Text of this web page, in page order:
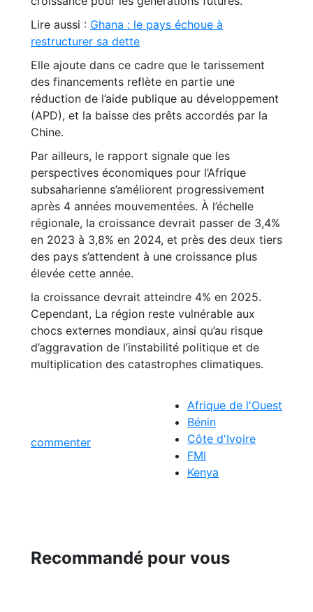
Lire aussi : Ghana : le pays échoue à
restructurer sa dette
Elle ajoute dans ce cadre que le tarissement
des financements reflète en partie une
réduction de l’aide publique au développement
(APD), et la baisse des prêts accordés par la
Chine.
Par ailleurs, le rapport signale que les
perspectives économiques pour l’Afrique
subsaharienne s’améliorent progressivement
après 4 années mouvementées. À l’échelle
régionale, la croissance devrait passer de 3,4%
en 2023 à 3,8% en 2024, et près des deux tiers
des pays s’attendent à une croissance plus
élevée cette année.
la croissance devrait atteindre 4% en 2025.
Cependant, La région reste vulnérable aux
chocs externes mondiaux, ainsi qu’au risque
d’aggravation de l’instabilité politique et de
multiplication des catastrophes climatiques.
commenter
Afrique de l'Ouest
Bénin
Côte d'Ivoire
FMI
Kenya
Recommandé pour vous